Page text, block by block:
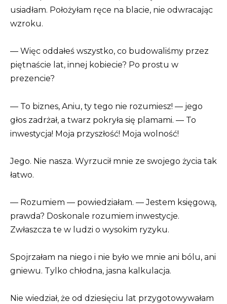
usiadłam. Położyłam ręce na blacie, nie odwracając
wzroku.
— Więc oddałeś wszystko, co budowaliśmy przez
piętnaście lat, innej kobiecie? Po prostu w
prezencie?
— To biznes, Aniu, ty tego nie rozumiesz! — jego
głos zadrżał, a twarz pokryła się plamami. — To
inwestycja! Moja przyszłość! Moja wolność!
Jego. Nie nasza. Wyrzucił mnie ze swojego życia tak
łatwo.
— Rozumiem — powiedziałam. — Jestem księgową,
prawda? Doskonale rozumiem inwestycje.
Zwłaszcza te w ludzi o wysokim ryzyku.
Spojrzałam na niego i nie było we mnie ani bólu, ani
gniewu. Tylko chłodna, jasna kalkulacja.
Nie wiedział, że od dziesięciu lat przygotowywałam